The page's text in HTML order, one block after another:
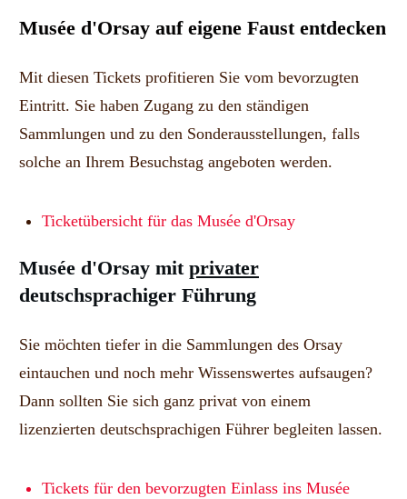
Musée d'Orsay auf eigene Faust entdecken
Mit diesen Tickets profitieren Sie vom bevorzugten
Eintritt. Sie haben Zugang zu den ständigen
Sammlungen und zu den Sonderausstellungen, falls
solche an Ihrem Besuchstag angeboten werden.
Ticketübersicht für das Musée d'Orsay
Musée d'Orsay mit privater
deutschsprachiger Führung
Sie möchten tiefer in die Sammlungen des Orsay
eintauchen und noch mehr Wissenswertes aufsaugen?
Dann sollten Sie sich ganz privat von einem
lizenzierten deutschsprachigen Führer begleiten lassen.
Tickets für den bevorzugten Einlass ins Musée